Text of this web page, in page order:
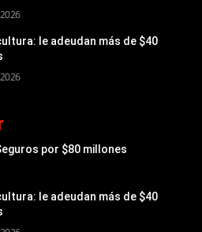
le adeudan más de $40
por $80 millones
le adeudan más de $40